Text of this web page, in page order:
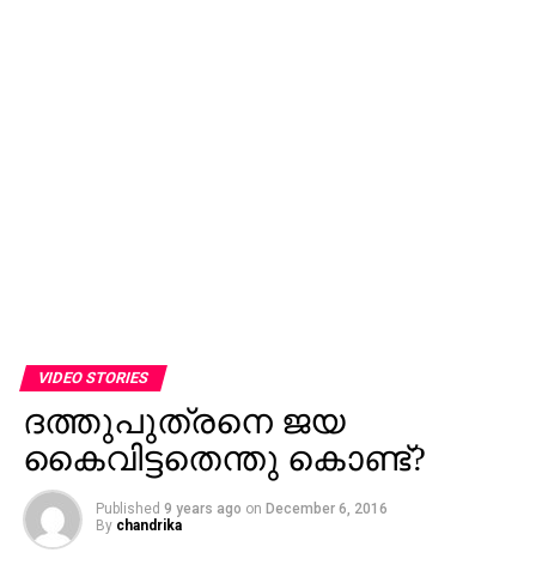
VIDEO STORIES
ദത്തുപുത്രനെ ജയ
കൈവിട്ടതെന്തു കൊണ്ട്?
Published 9 years ago on December 6, 2016
By chandrika